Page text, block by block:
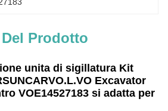
Prodotto
unita di sigillatura Kit
Excavator
VOE14527183 si adatta per